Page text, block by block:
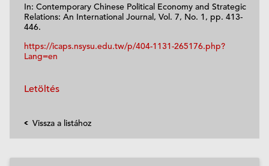
In: Contemporary Chinese Political Economy and Strategic
Relations: An International Journal, Vol. 7, No. 1, pp. 413-
446.
https://icaps.nsysu.edu.tw/p/404-1131-265176.php?
Lang=en
Letöltés
Vissza a listához